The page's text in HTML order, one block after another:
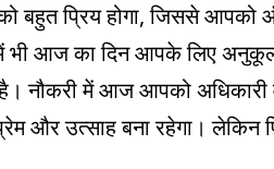
बहुत प्रिय होगा, जिससे आपको
में भी आज का दिन आपके लिए
नौकरी में आज आपको अधिकारी
और उत्साह बना रहेगा। लेकिन